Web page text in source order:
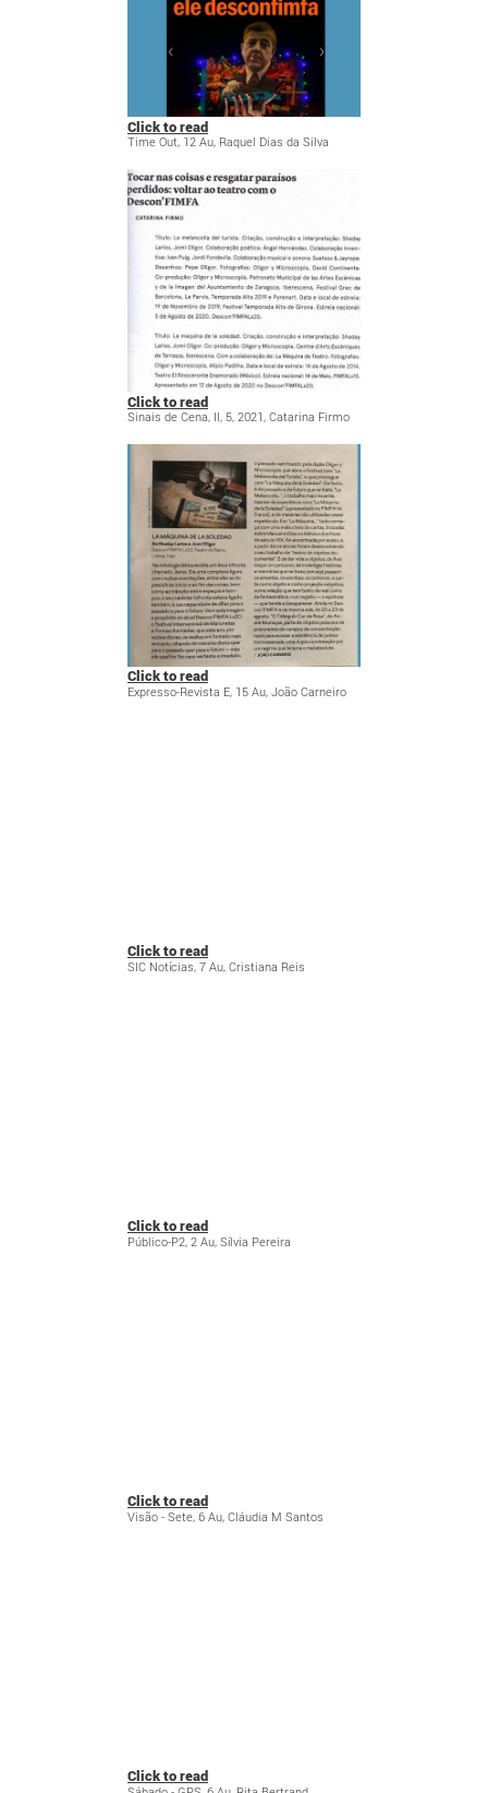
Click to read
Time Out, 12 Au, Raquel Dias da Silva
Click to read
Sinais de Cena, II, 5, 2021, Catarina Firmo
Click to read
Expresso-Revista E, 15 Au, João Carneiro
Click to read
SIC Notícias, 7 Au, Cristiana Reis
Click to read
Público-P2, 2 Au, Sílvia Pereira
Click to read
Visão - Sete, 6 Au, Cláudia M Santos
Click to read